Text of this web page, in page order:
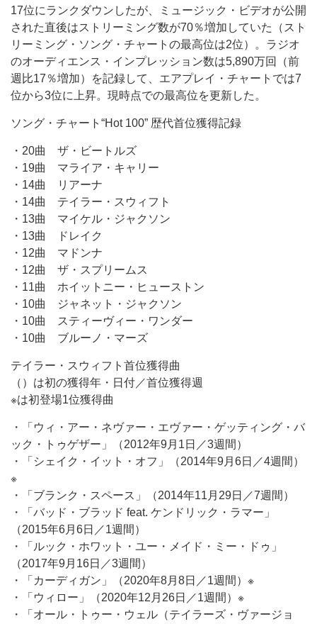
17位にランクダウンしたが、ミュージック・ビデオが公開
された直後はストリーミング数が70％増加していた（スト
リーミング・ソング・チャートの最高位は2位）。ラジオ
のオーディエンス・インプレッション数は5,890万回（前
週比17％増加）を記録して、エアプレイ・チャートでは7
位から3位に上昇。現時点での最高位を更新した。
ソング・チャート“Hot 100” 歴代首位獲得記録
・20曲 ザ・ビートルズ
・19曲 マライア・キャリー
・14曲 リアーナ
・14曲 テイラー・スウィフト
・13曲 マイケル・ジャクソン
・13曲 ドレイク
・12曲 マドンナ
・12曲 ザ・スプリームス
・11曲 ホイットニー・ヒューストン
・10曲 ジャネット・ジャクソン
・10曲 スティーヴィー・ワンダー
・10曲 ブルーノ・マーズ
テイラー・スウィフト首位獲得曲
（）は初の獲得年・日付／首位獲得週
※は初登場1位獲得曲
・「ウィ・アー・ネヴァー・エヴァー・ゲッティング・バ
ック・トゥゲザー」（2012年9月1日／3週間）
・「シェイク・イット・オフ」（2014年9月6日／4週間）
※
・「ブランク・スペース」（2014年11月29日／7週間）
・「バッド・ブラッド feat. ケンドリック・ラマー」
（2015年6月6日／1週間）
・「ルック・ホワット・ユー・メイド・ミー・ドゥ」
（2017年9月16日／3週間）
・「カーディガン」（2020年8月8日／1週間）※
・「ウィロー」（2020年12月26日／1週間）※
・「オール・トゥー・ウェル（テイラーズ・ヴァージョ